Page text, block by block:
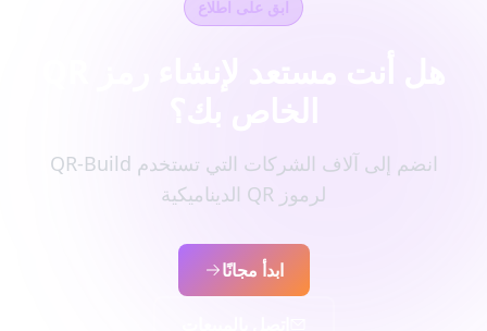
ابق على اطلاع
انضم إلى آلاف الشركات التي تستخدم QR-Build
لرموز QR الديناميكية
ابدأ مجانًا